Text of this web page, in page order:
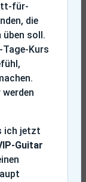
für-
die
üben soll.
Tage-Kurs
ich jetzt
Guitar